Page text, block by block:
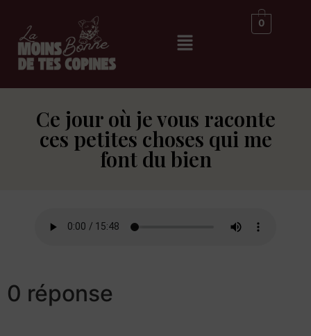
0
Ce jour où je vous raconte
ces petites choses qui me
font du bien
0 réponse